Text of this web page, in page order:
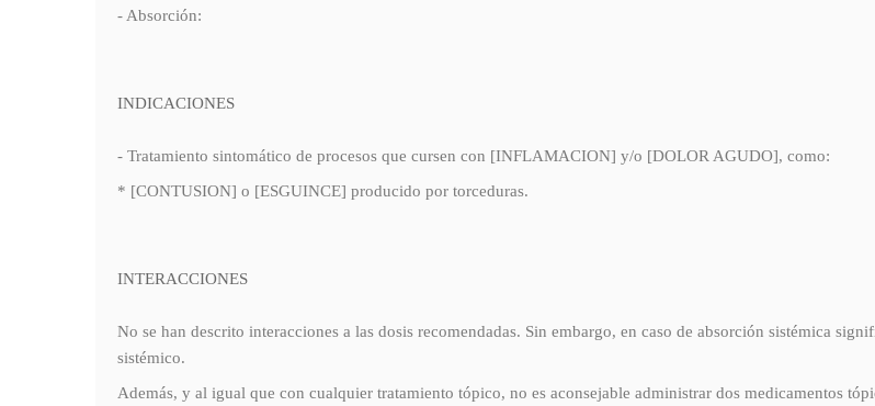
- Absorción:
INDICACIONES
- Tratamiento sintomático de procesos que cursen con [INFLAMACION] y/o [DOLOR AGUDO], como:
* [CONTUSION] o [ESGUINCE] producido por torceduras.
INTERACCIONES
No se han descrito interacciones a las dosis recomendadas. Sin embargo, en caso de absorción sistémica
sistémico.
Además, y al igual que con cualquier tratamiento tópico, no es aconsejable administrar dos medicamentos